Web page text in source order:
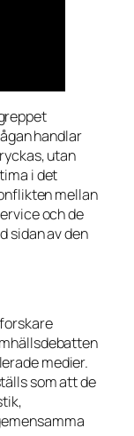
handlar
utan
i det
mellan
och de
sidan av den
medier.
som att de